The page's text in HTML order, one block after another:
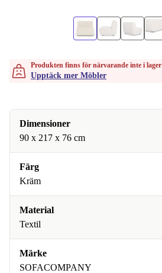
Produkten finns för närvarande inte i lager
Upptäck mer Möbler
Dimensioner
90 x 217 x 76 cm
Färg
Kräm
Material
Textil
Märke
SOFACOMPANY